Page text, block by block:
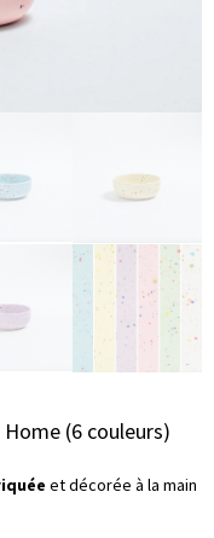
(6 couleurs)
et décorée à la main